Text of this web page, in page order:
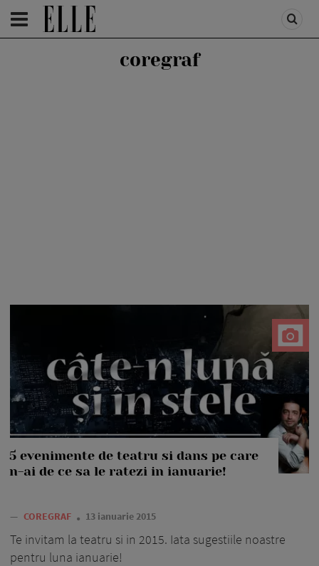
HOMEPAGE /LIFESTYLE
coregraf
5 evenimente de teatru si dans pe care
n-ai de ce sa le ratezi in ianuarie!
— COREGRAF 13 ianuarie 2015
Te invitam la teatru si in 2015. Iata sugestiile noastre
pentru luna ianuarie!